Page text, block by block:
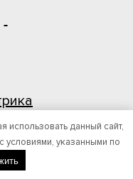
Нептун»
—
данный сайт,
условиями, указанными по